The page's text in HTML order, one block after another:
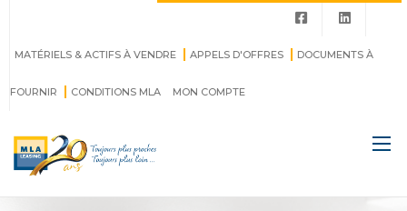
MATÉRIELS & ACTIFS À VENDRE APPELS D'OFFRES DOCUMENTS À
FOURNIR CONDITIONS MLA MON COMPTE